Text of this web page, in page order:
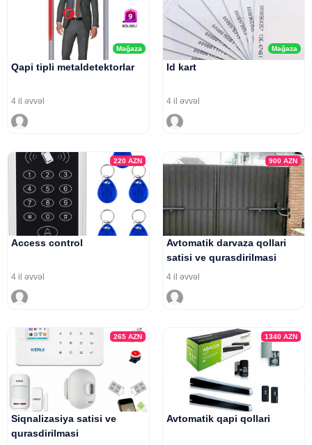
Mağaza
Qapi tipli metaldetektorlar
4 il əvvəl
Mağaza
Id kart
4 il əvvəl
220AZN
Access control
4 il əvvəl
900 AZN
Avtomatik darvaza qollari
satisi ve qurasdirilmasi
4 il əvvəl
265AZN
Siqnalizasiya satisi ve
qurasdirilmasi
1340 AZN
Avtomatik qapi qollari